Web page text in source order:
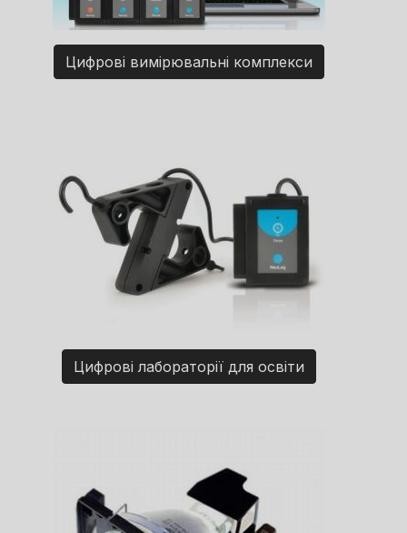
Цифрові вимірювальні комплекси
Цифрові лабораторії для освіти